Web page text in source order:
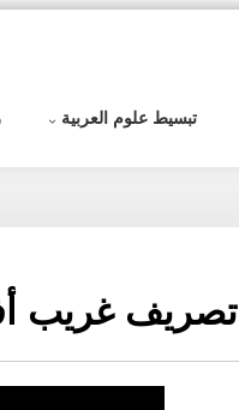
تبسيط علوم العربية
تصريف غريب